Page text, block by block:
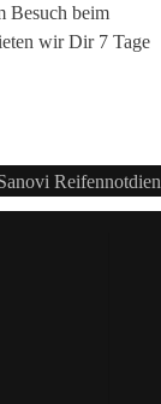
Besuch beim
wir Dir 7 Tage